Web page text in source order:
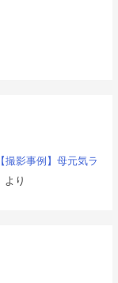
【撮影事例】母元気ラ
より